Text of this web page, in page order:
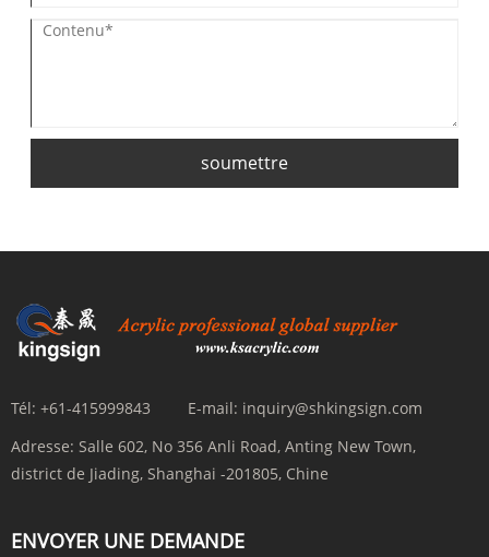
soumettre
Tél: +61-415999843 E-mail: inquiry@shkingsign.com
Adresse: Salle 602, No 356 Anli Road, Anting New Town,
district de Jiading, Shanghai -201805, Chine
ENVOYER UNE DEMANDE